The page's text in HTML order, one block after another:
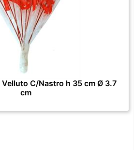
C/Nastro h 35 cm Ø 3.7
cm